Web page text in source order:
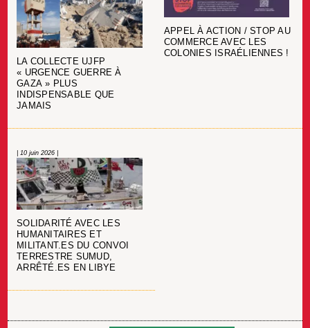
LA COLLECTE UJFP
« URGENCE GUERRE À
GAZA » PLUS
INDISPENSABLE QUE
JAMAIS
APPEL À ACTION / STOP AU
COMMERCE AVEC LES
COLONIES ISRAÉLIENNES !
| 10 juin 2026 |
SOLIDARITÉ AVEC LES
HUMANITAIRES ET
MILITANT.ES DU CONVOI
TERRESTRE SUMUD,
ARRÊTÉ.ES EN LIBYE